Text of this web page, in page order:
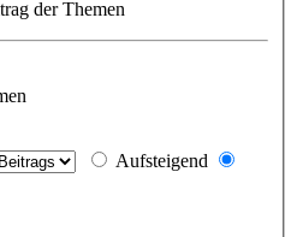
der Themen
Aufsteigend